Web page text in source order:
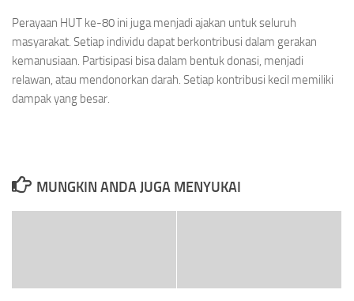
Perayaan HUT ke-80 ini juga menjadi ajakan untuk seluruh
masyarakat. Setiap individu dapat berkontribusi dalam gerakan
kemanusiaan. Partisipasi bisa dalam bentuk donasi, menjadi
relawan, atau mendonorkan darah. Setiap kontribusi kecil memiliki
dampak yang besar.
MUNGKIN ANDA JUGA MENYUKAI